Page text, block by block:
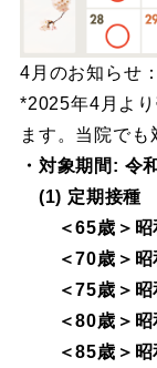
4月のお知らせ
*2025年4月よ
ます。当院でも
・対象期間: 令
(1) 定期接種
＜65歳＞昭
＜70歳＞昭
＜75歳＞昭
＜80歳＞昭
＜85歳＞昭